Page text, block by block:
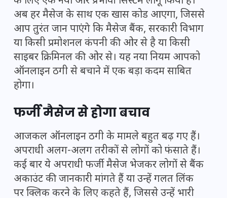
अब हर मैसेज के साथ एक खास कोड आएगा, जिससे
आप तुरंत जान पाएंगे कि मैसेज बैंक, सरकारी विभाग
या किसी प्रमोशनल कंपनी की ओर से है या किसी
साइबर क्रिमिनल की ओर से। यह नया नियम आपको
ऑनलाइन ठगी से बचाने में एक बड़ा कदम साबित
होगा।
फर्जी मैसेज से होगा बचाव
आजकल ऑनलाइन ठगी के मामले बहुत बढ़ गए हैं।
अपराधी अलग-अलग तरीकों से लोगों को फंसाते हैं।
कई बार ये अपराधी फर्जी मैसेज भेजकर लोगों से बैंक
अकाउंट की जानकारी मांगते हैं या उन्हें गलत लिंक
पर क्लिक करने के लिए कहते हैं, जिससे उन्हें भारी